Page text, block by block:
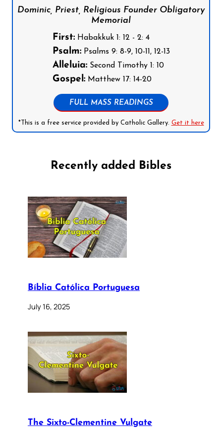
Dominic, Priest, Religious Founder Obligatory
Memorial
First:Habakkuk 1: 12 - 2: 4
Psalm:Psalms 9: 8-9, 10-11, 12-13
Alleluia:Second Timothy 1: 10
Gospel:Matthew 17: 14-20
FULL MASS READINGS
*This is a free service provided by Catholic Gallery. Get it here
Recently added Bibles
Bíblia Católica Portuguesa
July 16, 2025
The Sixto-Clementine Vulgate